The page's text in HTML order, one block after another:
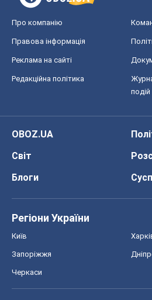
Про компанію
Правова інформація
Реклама на сайті
Редакційна політика
подій
OBOZ.UA
Світ
Блоги
Регіони України
Київ
Запоріжжя
Черкаси